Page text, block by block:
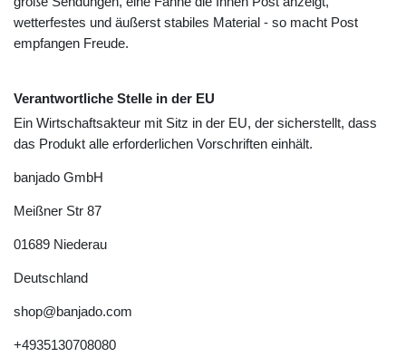
wetterfestes und äußerst stabiles Material - so macht Post
empfangen Freude.
Verantwortliche Stelle in der EU
Ein Wirtschaftsakteur mit Sitz in der EU, der sicherstellt, dass
das Produkt alle erforderlichen Vorschriften einhält.
banjado GmbH
Meißner Str 87
01689 Niederau
Deutschland
shop@banjado.com
+4935130708080